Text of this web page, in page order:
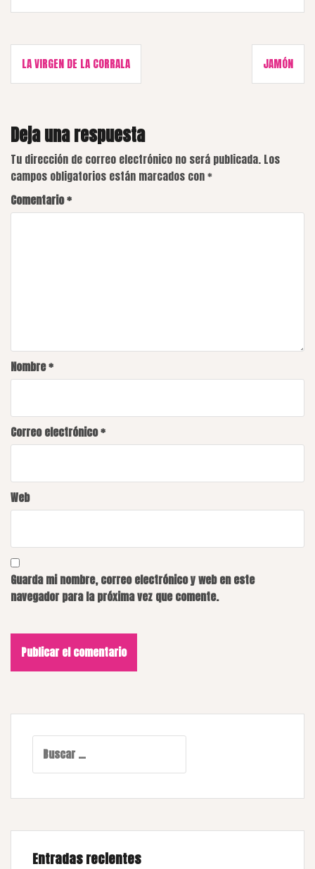
Navegación
deLA VIRGEN DE LA CORRALA JAMÓN
Deja una respuesta
Tu dirección de correo electrónico no será publicada. Los
campos obligatorios están marcados con*
Comentario*
Nombre*
Correo electrónico*
Web
Guarda mi nombre, correo electrónico y web en este
navegador para la próxima vez que comente.
Entradas recientes